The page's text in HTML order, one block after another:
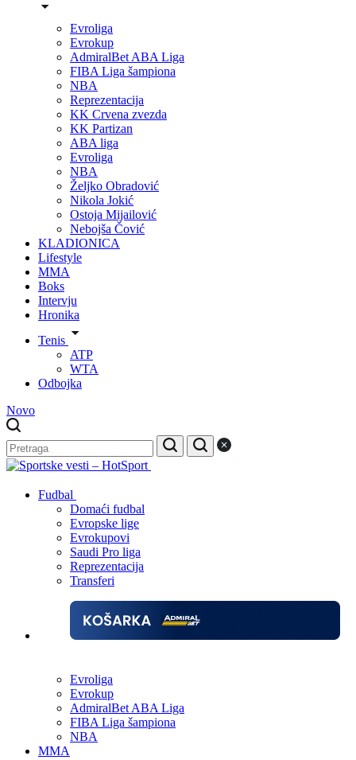
Evroliga
Evrokup
AdmiralBet ABA Liga
FIBA Liga šampiona
NBA
Reprezentacija
KK Crvena zvezda
KK Partizan
ABA liga
Evroliga
NBA
Željko Obradović
Nikola Jokić
Ostoja Mijailović
Nebojša Čović
KLADIONICA
Lifestyle
MMA
Boks
Intervju
Hronika
Tenis
ATP
WTA
Odbojka
Novo
Fudbal
Domaći fudbal
Evropske lige
Evrokupovi
Saudi Pro liga
Reprezentacija
Transferi
Evroliga
Evrokup
AdmiralBet ABA Liga
FIBA Liga šampiona
NBA
MMA